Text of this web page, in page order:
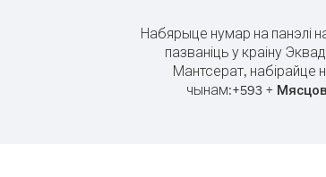
Набярыце нумар на панэлі
пазваніць у краіну
Мантсерат, набірайце
чынам:+593 +